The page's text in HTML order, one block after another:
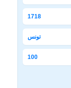
1718
تونس
100